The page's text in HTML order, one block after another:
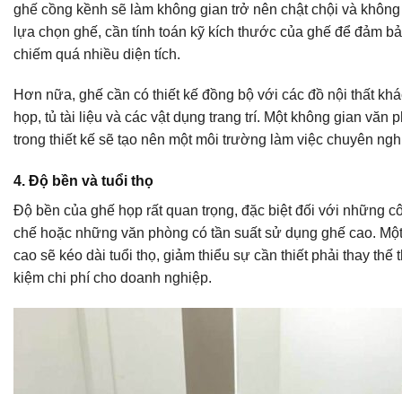
ghế cồng kềnh sẽ làm không gian trở nên chật chội và
lựa chọn ghế, cần tính toán kỹ kích thước của ghế để đảm
chiếm quá nhiều diện tích.
Hơn nữa, ghế cần có thiết kế đồng bộ với các đồ nội thất
họp, tủ tài liệu và các vật dụng trang trí. Một không gian văn
trong thiết kế sẽ tạo nên một môi trường làm việc chuyên
4. Độ bền và tuổi thọ
Độ bền của ghế họp rất quan trọng, đặc biệt đối với những
chế hoặc những văn phòng có tần suất sử dụng ghế cao.
cao sẽ kéo dài tuổi thọ, giảm thiểu sự cần thiết phải thay thế
kiệm chi phí cho doanh nghiệp.